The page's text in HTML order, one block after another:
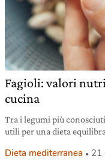
Fagioli: valori
cucina
Tra i legumi più
utili per una dieta
Dieta mediterranea 21